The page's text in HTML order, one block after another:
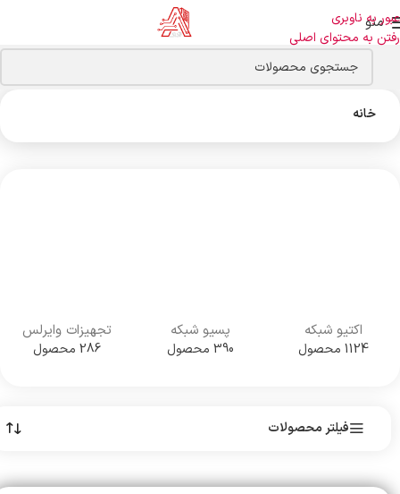
عبور به ناوبری
رفتن به محتوای اصلی
منو
خانه
اکتیو شبکه
1124 محصول
پسیو شبکه
390 محصول
تجهیزات وایرلس
286 محصول
فیلتر محصولات